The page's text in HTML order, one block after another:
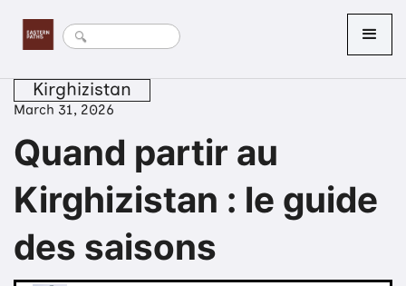
Kirghizistan
March 31, 2026
Quand partir au
Kirghizistan : le guide
des saisons